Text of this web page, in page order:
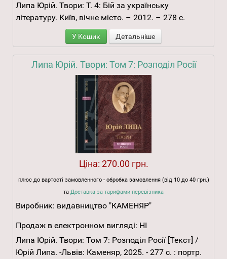
Липа Юрій. Твори: Т. 4: Бій за українську
літературу. Київ, вічне місто. – 2012. – 278 с.
У Кошик Детальніше
Липа Юрій. Твори: Том 7: Розподіл Росії
Ціна: 270.00 грн.
плюс до вартості замовленного - обробка замовлення (від 10 до 40 грн.)
та Доставка за тарифами перевізника
Виробник: видавництво "КАМЕНЯР"
Продаж в електронном вигляді: НІ
Липа Юрій. Твори: Том 7: Розподіл Росії [Текст] /
Юрій Липа. -Львів: Каменяр, 2025. - 277 с. : портр.